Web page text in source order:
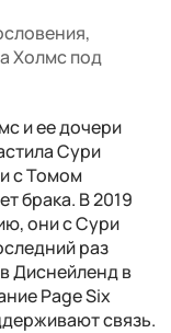
Холмс под
и ее дочери
Сури
с Томом
брака. В 2019
они с Сури
раз
Диснейленд в
Page Six
связь.